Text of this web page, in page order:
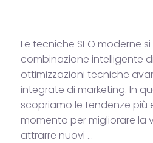
Le tecniche SEO moderne
combinazione intelligente
ottimizzazioni tecniche
integrate di marketing. In
scopriamo le tendenze più
momento per migliorare la
attrarre nuovi